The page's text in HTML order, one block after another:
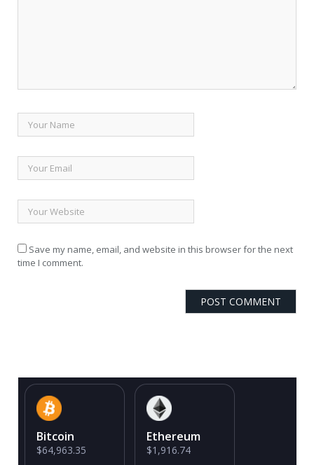
Save my name, email, and website in this browser for the next
time I comment.
Bitcoin
$64,963.35
Ethereum
$1,916.74